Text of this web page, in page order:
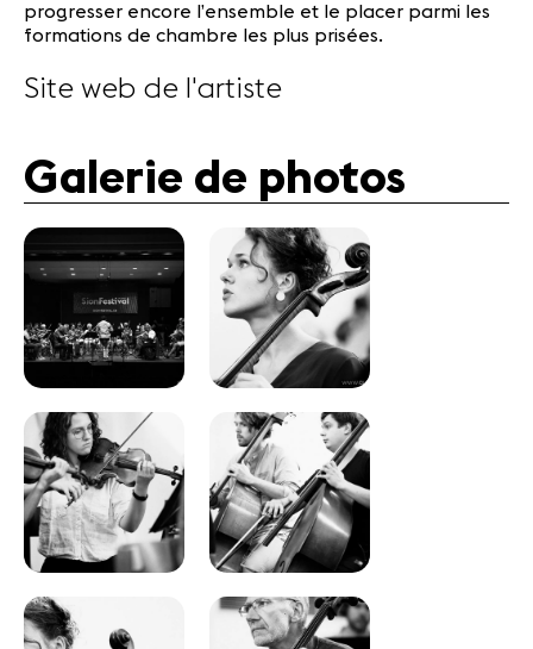
Mentions
légales
progresser encore l’ensemble et le placer parmi les
formations de chambre les plus prisées.
Site web de l'artiste
Galerie de photos